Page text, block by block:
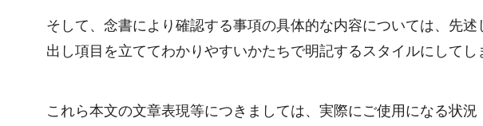
そして、念書により確認する事項の具体的な内容については、先
出し項目を立ててわかりやすいかたちで明記するスタイルにしてし
これら本文の文章表現等につきましては、実際にご使用になる状